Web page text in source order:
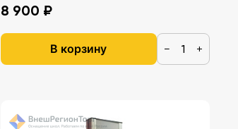
8 900 ₽
В корзину − +